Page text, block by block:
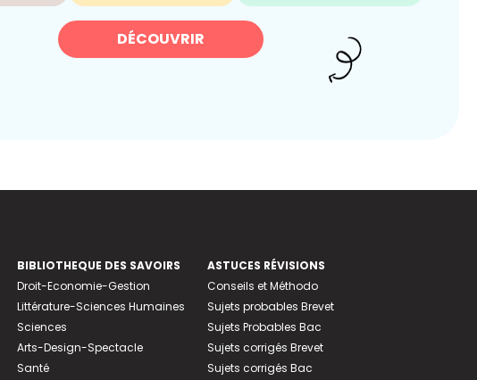
DÉCOUVRIR
BIBLIOTHEQUE DES SAVOIRS
Droit-Economie-Gestion
Littérature-Sciences Humaines
Sciences
Arts-Design-Spectacle
Santé
ASTUCES RÉVISIONS
Conseils et Méthodo
Sujets probables Brevet
Sujets Probables Bac
Sujets corrigés Brevet
Sujets corrigés Bac